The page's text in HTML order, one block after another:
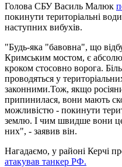
Голова СБУ Василь Малюк
покинути територіальні
наступних вибухів.
"Будь-яка "бавовна", що
Кримським мостом, є
кроком стосовно ворога.
проводяться у
законними.Тож, якщо
припинилася, вони мають
можливістю - покинути
землю. І чим швидше вони
них", - заявив він.
Нагадаємо, у районі Керчі
атакував танкер РФ.